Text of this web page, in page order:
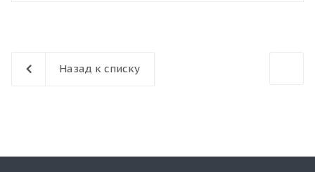
Назад к списку